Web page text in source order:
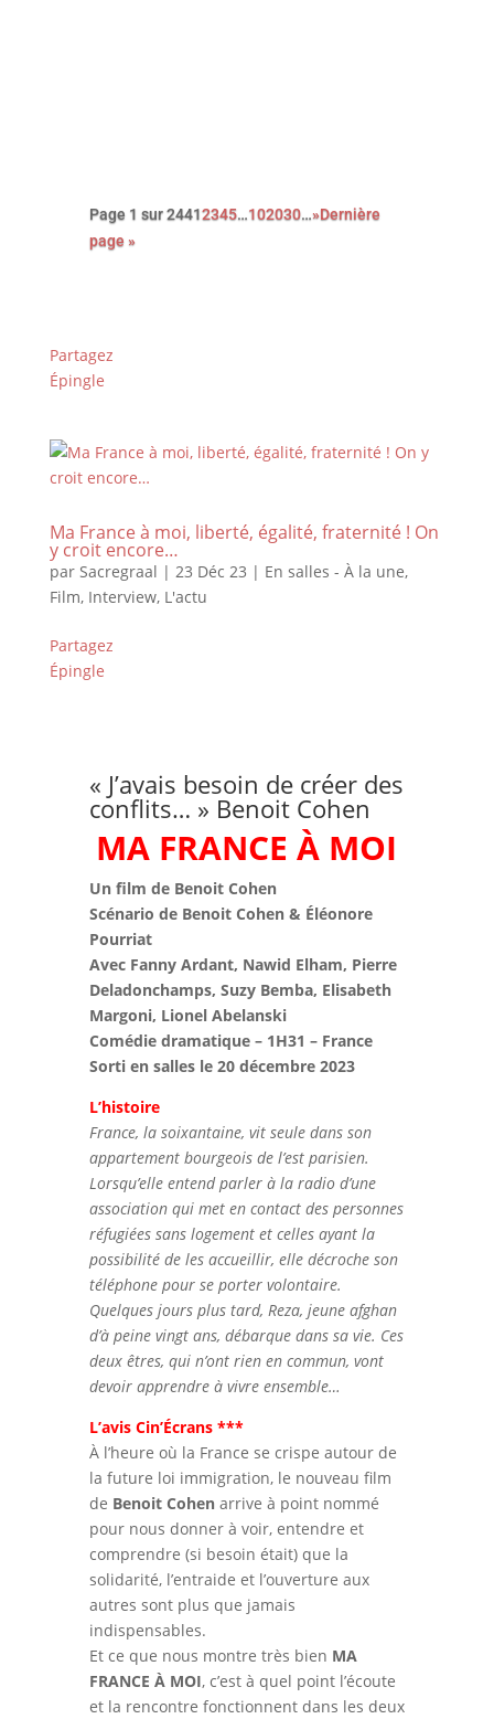
Page 1 sur 24412345…102030…»Dernière
page »
Partagez
Épingle
Ma France à moi, liberté, égalité, fraternité ! On
y croit encore…
par Sacregraal | 23 Déc 23 | En salles - À la une,
Film, Interview, L'actu
Partagez
Épingle
« J’avais besoin de créer des
conflits… » Benoit Cohen
MA FRANCE À MOI
Un film de Benoit Cohen
Scénario de Benoit Cohen & Éléonore
Pourriat
Avec Fanny Ardant, Nawid Elham, Pierre
Deladonchamps, Suzy Bemba, Elisabeth
Margoni, Lionel Abelanski
Comédie dramatique – 1H31 – France
Sorti en salles le 20 décembre 2023
L’histoire
France, la soixantaine, vit seule dans son
appartement bourgeois de l’est parisien.
Lorsqu’elle entend parler à la radio d’une
association qui met en contact des personnes
réfugiées sans logement et celles ayant la
possibilité de les accueillir, elle décroche son
téléphone pour se porter volontaire.
Quelques jours plus tard, Reza, jeune afghan
d’à peine vingt ans, débarque dans sa vie. Ces
deux êtres, qui n’ont rien en commun, vont
devoir apprendre à vivre ensemble…
L’avis Cin’Écrans ***
À l’heure où la France se crispe autour de
la future loi immigration, le nouveau film
de Benoit Cohenarrive à point nommé
pour nous donner à voir, entendre et
comprendre (si besoin était) que la
solidarité, l’entraide et l’ouverture aux
autres sont plus que jamais
indispensables.
Et ce que nous montre très bien MA
FRANCE À MOI, c’est à quel point l’écoute
et la rencontre fonctionnent dans les deux